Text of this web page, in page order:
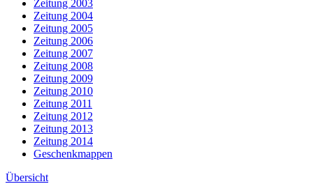
Zeitung 2003
Zeitung 2004
Zeitung 2005
Zeitung 2006
Zeitung 2007
Zeitung 2008
Zeitung 2009
Zeitung 2010
Zeitung 2011
Zeitung 2012
Zeitung 2013
Zeitung 2014
Geschenkmappen
Übersicht